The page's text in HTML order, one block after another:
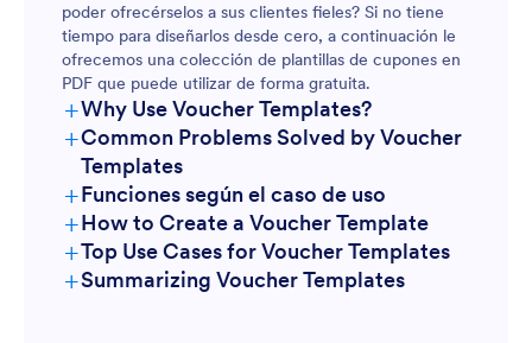
poder ofrecérselos a sus clientes fieles? Si no tiene
tiempo para diseñarlos desde cero, a continuación le
ofrecemos una colección de plantillas de cupones en
PDF que puede utilizar de forma gratuita.
+Why Use Voucher Templates?
+Common Problems Solved by Voucher
Templates
+Funciones según el caso de uso
+How to Create a Voucher Template
+Top Use Cases for Voucher Templates
For Managers
+Summarizing Voucher Templates